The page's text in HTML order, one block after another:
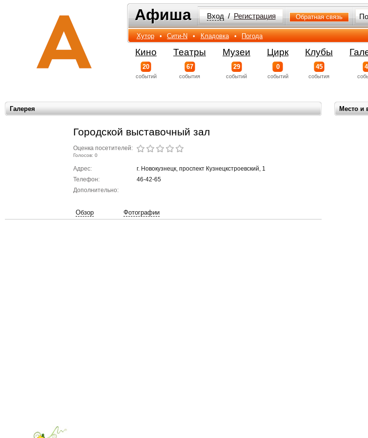
Афиша
Афиша Вход / Регистрация Обратная связь
Хутор • Сити-N • Кладовка • Погода
Кино
20
событий
Театры
67
события
Музеи
29
событий
Цирк
0
событий
Клубы
45
события
Место и
Галерея
Городской выставочный зал
Оценка посетителей:
Голосов: 0
Адрес:
г. Новокузнецк, проспект Кузнецкстроевский, 1
Телефон:
46-42-65
Дополнительно:
Обзор Фотографии